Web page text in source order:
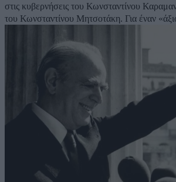
στις κυβερνήσεις του Κωνσταντίνου
του Κωνσταντίνου